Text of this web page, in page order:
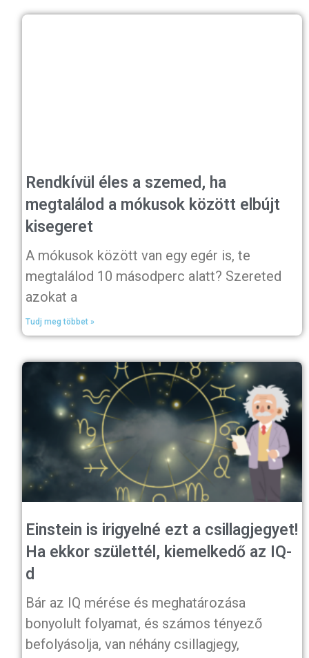
Rendkívül éles a szemed, ha
megtalálod a mókusok között elbújt
kisegeret
A mókusok között van egy egér is, te
megtalálod 10 másodperc alatt? Szereted
azokat a
Tudj meg többet »
Einstein is irigyelné ezt a csillagjegyet!
Ha ekkor születtél, kiemelkedő az IQ-
d
Bár az IQ mérése és meghatározása
bonyolult folyamat, és számos tényező
befolyásolja, van néhány csillagjegy,